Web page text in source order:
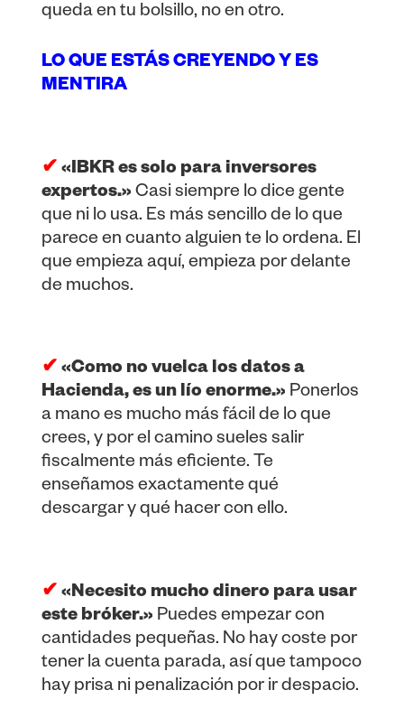
queda en tu bolsillo, no en otro.
LO QUE ESTÁS CREYENDO Y ES
MENTIRA
✔ «IBKR es solo para inversores
expertos.» Casi siempre lo dice gente
que ni lo usa. Es más sencillo de lo que
parece en cuanto alguien te lo ordena. El
que empieza aquí, empieza por delante
de muchos.
✔ «Como no vuelca los datos a
Hacienda, es un lío enorme.» Ponerlos
a mano es mucho más fácil de lo que
crees, y por el camino sueles salir
fiscalmente más eficiente. Te
enseñamos exactamente qué
descargar y qué hacer con ello.
✔ «Necesito mucho dinero para usar
este bróker.» Puedes empezar con
cantidades pequeñas. No hay coste por
tener la cuenta parada, así que tampoco
hay prisa ni penalización por ir despacio.